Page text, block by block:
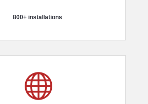
800+ installations
